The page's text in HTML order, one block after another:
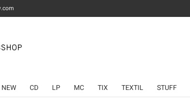
NEW CD LP MC TIX TEXTIL STUFF